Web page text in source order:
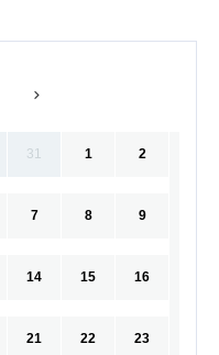
31 1 2
7 8 9
14 15 16
21 22 23